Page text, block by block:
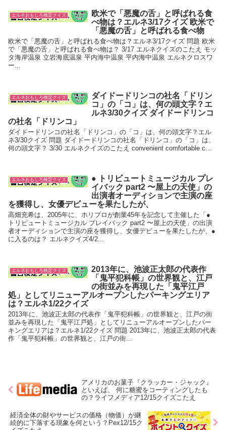
エルネおもしろ検定クイズ
欧米で「悪魔の舌」と呼ばれる食
べ物は？エルネ3/17クイズ 欧米で
「悪魔の舌」と呼ばれる食べ物
欧米で「悪魔の舌」と呼ばれる食べ物は？エルネ3/17クイズ 問題 欧米
で「悪魔の舌」と呼ばれる食べ物は？ 3/17 エルネクイズのこたえ モッ
タ海岸温泉 立岩海底温泉 平内海中温泉 平内海中温泉 エルネクロスワ
ー...
エルネおもしろ検定クイズ
ダイドードリンコの社名「ドリン
コ」の「コ」は、何の頭文字？エ
ルネ3/30クイズ ダイドードリンコ
の社名「ドリンコ」
ダイドードリンコの社名「ドリンコ」の「コ」は、何の頭文字？エル
ネ3/30クイズ 問題 ダイドードリンコの社名「ドリンコ」の「コ」は、
何の頭文字？ 3/30 エルネクイズのこたえ convenient comfortable c...
エルネおもしろ検定クイズ
● トリビュートミュージカル プレ
イバック part2 〜屋上の天使」の
出演者オーディションで主演の座
を獲得し、女優デビューを果たしたが、
高畑充希は、2005年に、ホリプロが創業45年を記念して主催した「●
トリビュートミュージカル プレイバック part2 〜屋上の天使」の出演
者オーディションで主演の座を獲得し、女優デビューを果たしたが、●
に入るのは？ エルネクイズ4/2...
エルネおもしろ検定クイズ
2013年に、池波正太郎の代表作
「鬼平犯科帳」の世界観と、江戸
の街並みを再現した「鬼平江戸
処」としてリニューアルオープンしたパーキングエリア
は？エルネ1/22クイズ
2013年に、池波正太郎の代表作「鬼平犯科帳」の世界観と、江戸の街
並みを再現した「鬼平江戸処」としてリニューアルオープンしたパー
キングエリアは？エルネ1/22クイズ 問題 2013年に、池波正太郎の代表
作「鬼平犯科帳」の世界観と、江戸の街...
アメリカのお菓子『クラッカー・ジャック』
といえば、 何に糖蜜をコーティングしたも
の？ライフメディア12/15クイズこたえ
経済全体の財やサービスの価格（物価）が継
続的に下落する現象を何という？Pex12/15ク